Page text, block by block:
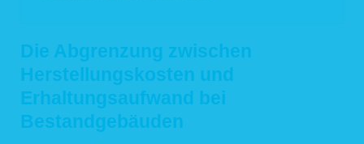
Die Abgrenzung zwischen
Herstellungskosten und
Erhaltungsaufwand bei
Bestandgebäuden